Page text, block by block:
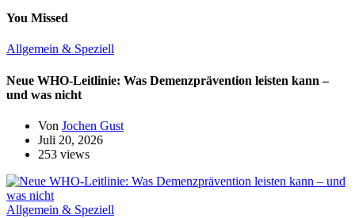
You Missed
Allgemein & Speziell
Neue WHO-Leitlinie: Was Demenzprävention leisten kann –
und was nicht
Von Jochen Gust
Juli 20, 2026
253 views
Allgemein & Speziell